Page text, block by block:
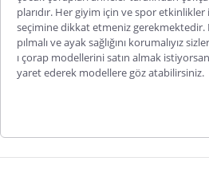
plarıdır. Her giyim için ve spor
seçimine dikkat etmeniz
pılmalı ve ayak sağlığını korumalıyız
ı çorap modellerini satın almak
yaret ederek modellere göz atabilirsiniz.